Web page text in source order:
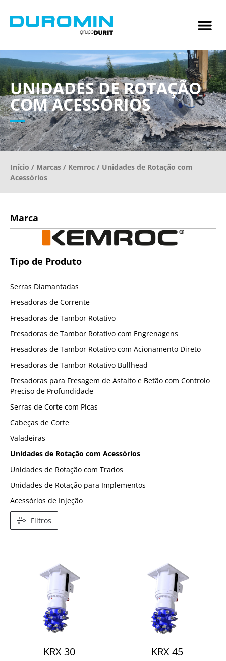
UNIDADES DE ROTAÇÃO
COM ACESSÓRIOS
Início / Marcas / Kemroc / Unidades de Rotação com
Acessórios
Marca
Tipo de Produto
Serras Diamantadas
Fresadoras de Corrente
Fresadoras de Tambor Rotativo
Fresadoras de Tambor Rotativo com Engrenagens
Fresadoras de Tambor Rotativo com Acionamento Direto
Fresadoras de Tambor Rotativo Bullhead
Fresadoras para Fresagem de Asfalto e Betão com Controlo
Preciso de Profundidade
Serras de Corte com Picas
Cabeças de Corte
Valadeiras
Unidades de Rotação com Acessórios
Unidades de Rotação com Trados
Unidades de Rotação para Implementos
Acessórios de Injeção
Filtros
KRX 30 KRX 45